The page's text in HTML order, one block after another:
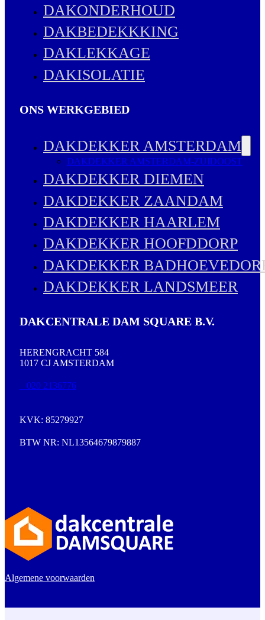
DAKONDERHOUD
DAKBEDEKKKING
DAKLEKKAGE
DAKISOLATIE
ONS WERKGEBIED
DAKDEKKER AMSTERDAM
DAKDEKKER AMSTERDAM-ZUIDOOST
DAKDEKKER DIEMEN
DAKDEKKER ZAANDAM
DAKDEKKER HAARLEM
DAKDEKKER HOOFDDORP
DAKDEKKER
DAKDEKKER LANDSMEER
DAKCENTRALE DAM SQUARE B.V.
HERENGRACHT 584
1017 CJ AMSTERDAM
020 2136776
KVK: 85279927
BTW NR: NL13564679879887
Algemene voorwaarden